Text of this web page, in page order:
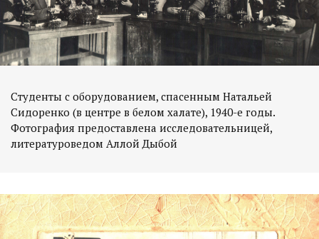
Студенты с оборудованием, спасенным Натальей
Сидоренко (в центре в белом халате), 1940-е годы.
Фотография предоставлена исследовательницей,
литературоведом Аллой Дыбой